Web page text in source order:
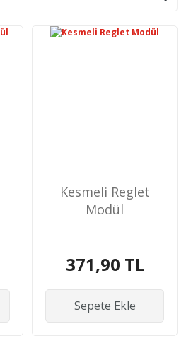
Kesmeli Reglet
Modül
371,90 TL
Sepete Ekle